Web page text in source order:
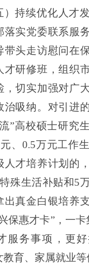
）持续优化人才
落实党委联系服
带头走访慰问在
才研修班，组织
，切实加强对广
治吸纳。对引进
”高校硕士研究
、 0.5万元工作
人才培养计划的
殊生活补贴和5
出真金白银培养
保惠才卡”，一卡
服务事项，更
育、家属就业等